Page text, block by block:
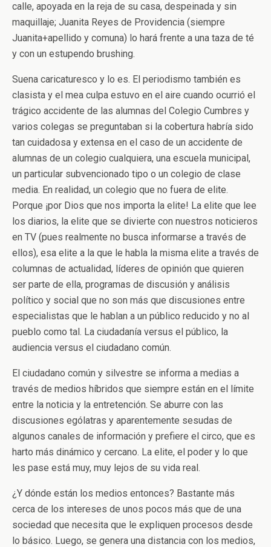
calle, apoyada en la reja de su casa, despeinada y sin
maquillaje; Juanita Reyes de Providencia (siempre
Juanita+apellido y comuna) lo hará frente a una taza de té
y con un estupendo brushing.
Suena caricaturesco y lo es. El periodismo también es
clasista y el mea culpa estuvo en el aire cuando ocurrió el
trágico accidente de las alumnas del Colegio Cumbres y
varios colegas se preguntaban si la cobertura habría sido
tan cuidadosa y extensa en el caso de un accidente de
alumnas de un colegio cualquiera, una escuela municipal,
un particular subvencionado tipo o un colegio de clase
media. En realidad, un colegio que no fuera de elite.
Porque ¡por Dios que nos importa la elite! La elite que lee
los diarios, la elite que se divierte con nuestros noticieros
en TV (pues realmente no busca informarse a través de
ellos), esa elite a la que le habla la misma elite a través de
columnas de actualidad, líderes de opinión que quieren
ser parte de ella, programas de discusión y análisis
político y social que no son más que discusiones entre
especialistas que le hablan a un público reducido y no al
pueblo como tal. La ciudadanía versus el público, la
audiencia versus el ciudadano común.
El ciudadano común y silvestre se informa a medias a
través de medios híbridos que siempre están en el límite
entre la noticia y la entretención. Se aburre con las
discusiones ególatras y aparentemente sesudas de
algunos canales de información y prefiere el circo, que es
harto más dinámico y cercano. La elite, el poder y lo que
les pase está muy, muy lejos de su vida real.
¿Y dónde están los medios entonces? Bastante más
cerca de los intereses de unos pocos más que de una
sociedad que necesita que le expliquen procesos desde
lo básico. Luego, se genera una distancia con los medios,